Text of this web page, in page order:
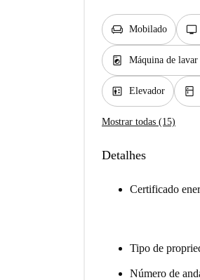
chair Mobilado tv
local_laundry_service Máquina de lavar
elevator Elevador kitchen
Mostrar todas (15)
Detalhes
Certificado
Tipo de
Número de